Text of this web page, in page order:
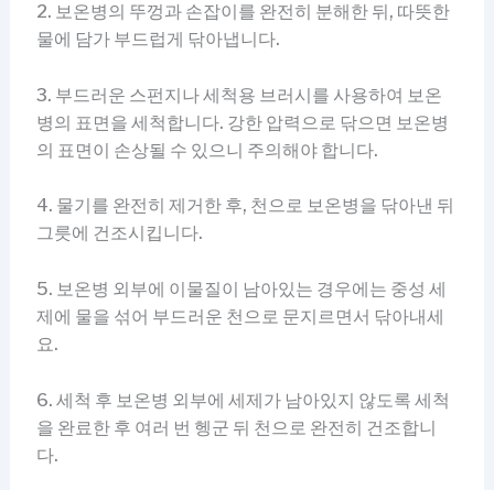
2. 보온병의 뚜껑과 손잡이를 완전히 분해한 뒤, 따뜻한
물에 담가 부드럽게 닦아냅니다.
3. 부드러운 스펀지나 세척용 브러시를 사용하여 보온
병의 표면을 세척합니다. 강한 압력으로 닦으면 보온병
의 표면이 손상될 수 있으니 주의해야 합니다.
4. 물기를 완전히 제거한 후, 천으로 보온병을 닦아낸 뒤
그릇에 건조시킵니다.
5. 보온병 외부에 이물질이 남아있는 경우에는 중성 세
제에 물을 섞어 부드러운 천으로 문지르면서 닦아내세
요.
6. 세척 후 보온병 외부에 세제가 남아있지 않도록 세척
을 완료한 후 여러 번 헹군 뒤 천으로 완전히 건조합니
다.